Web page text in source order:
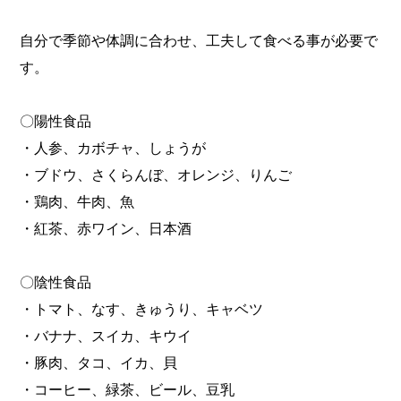
自分で季節や体調に合わせ、工夫して食べる事が必要で
す。
〇陽性食品
・人参、カボチャ、しょうが
・ブドウ、さくらんぼ、オレンジ、りんご
・鶏肉、牛肉、魚
・紅茶、赤ワイン、日本酒
〇陰性食品
・トマト、なす、きゅうり、キャベツ
・バナナ、スイカ、キウイ
・豚肉、タコ、イカ、貝
・コーヒー、緑茶、ビール、豆乳